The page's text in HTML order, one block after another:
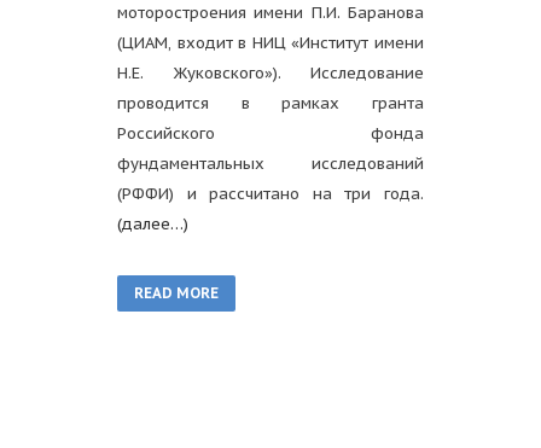
моторостроения имени П.И. Баранова
(ЦИАМ, входит в НИЦ «Институт имени
Н.Е. Жуковского»). Исследование
проводится в рамках гранта
Российского фонда
фундаментальных исследований
(РФФИ) и рассчитано на три года.
(далее…)
READ MORE